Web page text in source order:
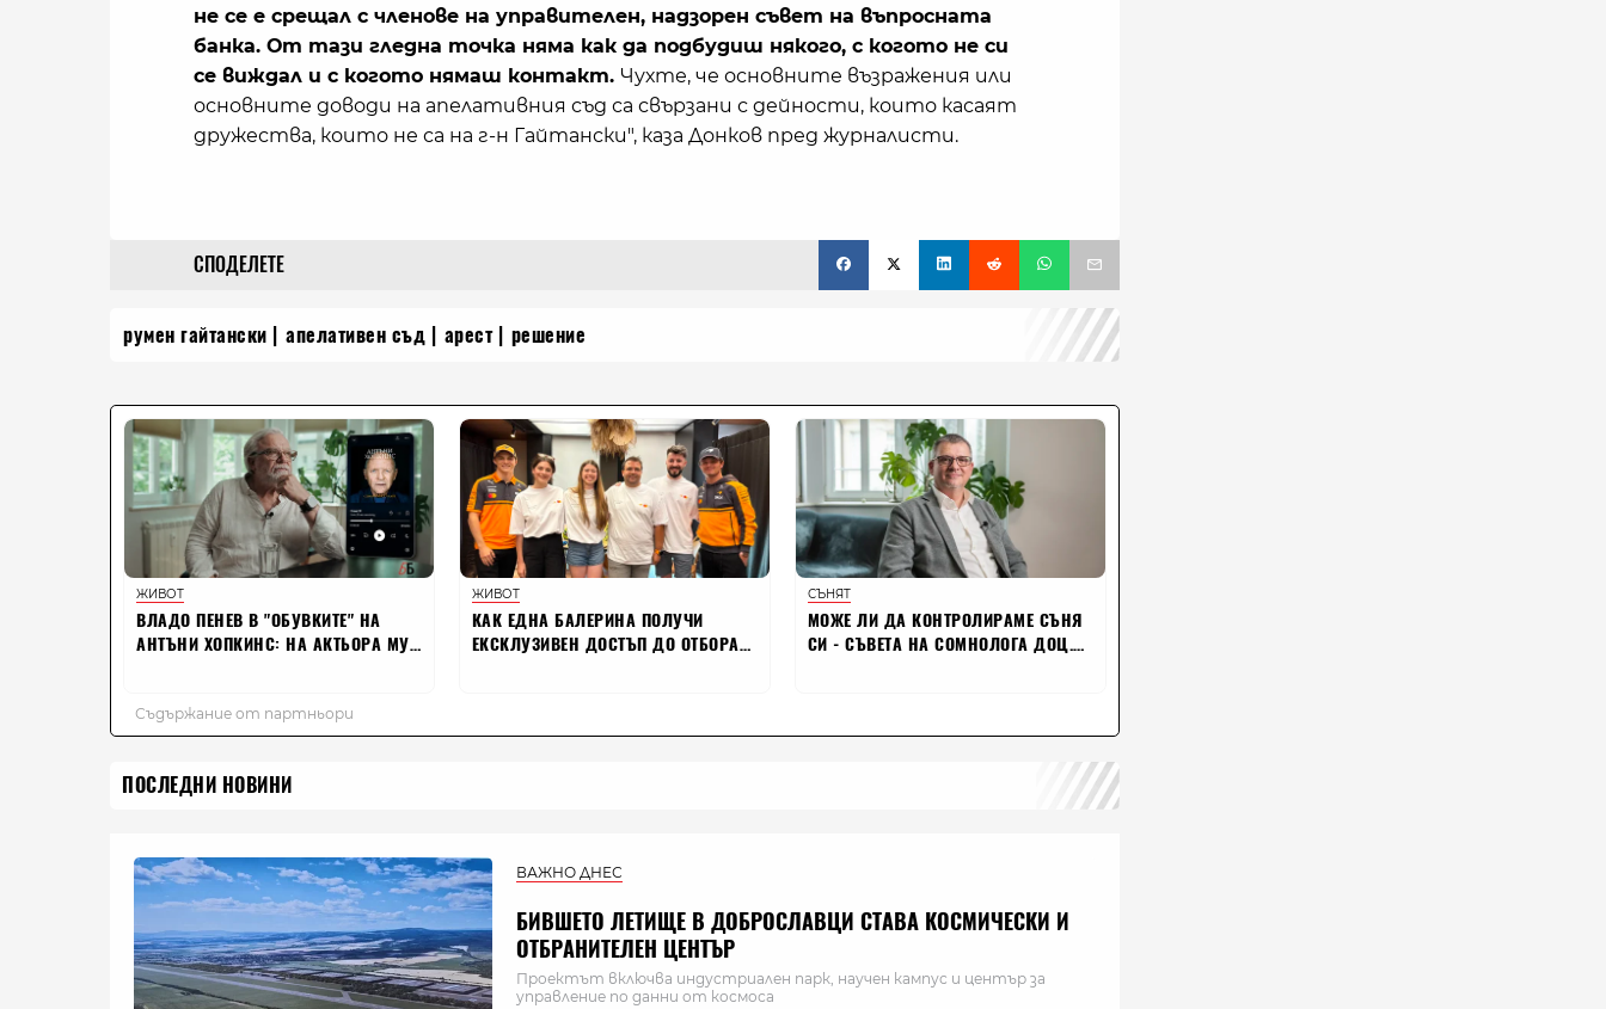
не се е срещал с членове на управителен, надзорен съвет на въпросната
банка. От тази гледна точка няма как да подбудиш някого, с когото не си
се виждал и с когото нямаш контакт. Чухте, че основните възражения или
основните доводи на апелативния съд са свързани с дейности, които касаят
дружества, които не са на г-н Гайтански", каза Донков пред журналисти.
СПОДЕЛЕТЕ
румен гайтански апелативен съд арест решение
ПОСЛЕДНИ НОВИНИ
ВАЖНО ДНЕС
БИВШЕТО ЛЕТИЩЕ В ДОБРОСЛАВЦИ СТАВА КОСМИЧЕСКИ И
ОТБРАНИТЕЛЕН ЦЕНТЪР
Проектът включва индустриален парк, научен кампус и център за
управление по данни от космоса